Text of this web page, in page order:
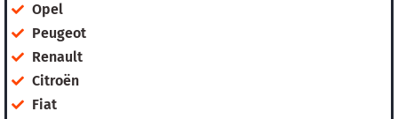
Opel
Peugeot
Renault
Citroën
Fiat